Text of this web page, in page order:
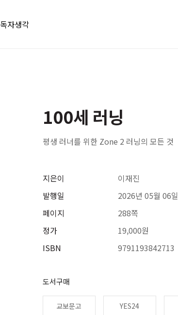
독자생각
100세 러닝
평생 러너를 위한 Zone 2 러닝의 모든 것
지은이
발행일
페이지
정가
ISBN
이재진
2026년 05월 06일
288쪽
19,000원
9791193842713
도서구매
교보문고 YES24